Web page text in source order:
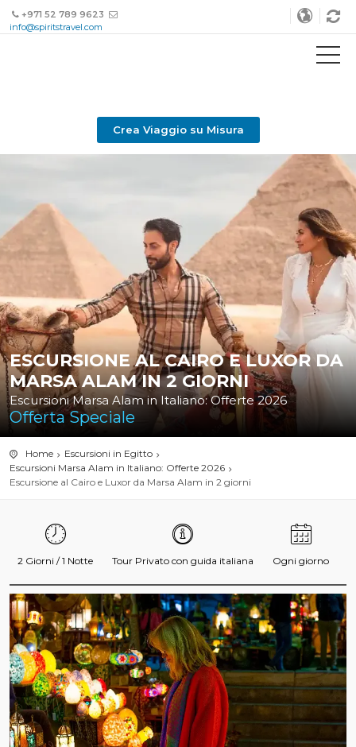
+971 52 789 9623
info@spiritstravel.com
Crea Viaggio su Misura
ESCURSIONE AL CAIRO E LUXOR DA
MARSA ALAM IN 2 GIORNI
Escursioni Marsa Alam in Italiano: Offerte 2026
Offerta Speciale
Home
Escursioni in Egitto
Escursioni Marsa Alam in Italiano: Offerte 2026
Escursione al Cairo e Luxor da Marsa Alam in 2 giorni
2 Giorni / 1 Notte Tour Privato con guida italiana Ogni giorno